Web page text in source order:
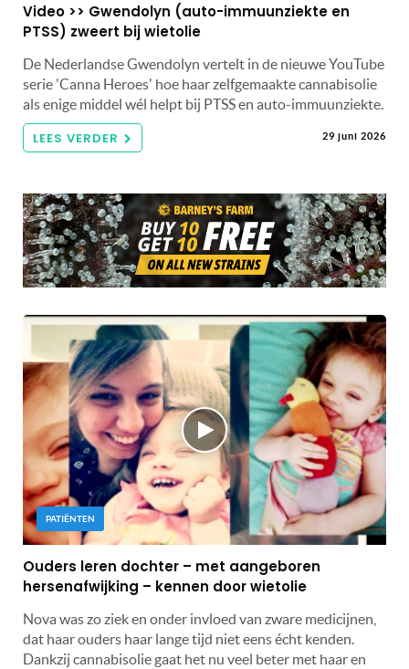
Video >> Gwendolyn (auto-immuunziekte en
PTSS) zweert bij wietolie
De Nederlandse Gwendolyn vertelt in de nieuwe YouTube
serie 'Canna Heroes' hoe haar zelfgemaakte cannabisolie
als enige middel wél helpt bij PTSS en auto-immuunziekte.
LEES VERDER 29 juni 2026
PATIËNTEN
Ouders leren dochter – met aangeboren
hersenafwijking – kennen door wietolie
Nova was zo ziek en onder invloed van zware medicijnen,
dat haar ouders haar lange tijd niet eens écht kenden.
Dankzij cannabisolie gaat het nu veel beter met haar en